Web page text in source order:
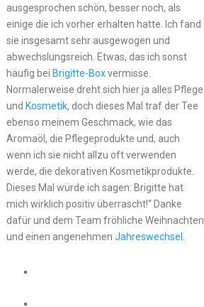
ausgesprochen schön, besser noch, als
einige die ich vorher erhalten hatte. Ich fand
sie insgesamt sehr ausgewogen und
abwechslungsreich. Etwas, das ich sonst
häufig bei Brigitte-Boxvermisse.
Normalerweise dreht sich hier ja alles Pflege
und Kosmetik, doch dieses Mal traf der Tee
ebenso meinem Geschmack, wie das
Aromaöl, die Pflegeprodukte und, auch
wenn ich sie nicht allzu oft verwenden
werde, die dekorativen Kosmetikprodukte.
Dieses Mal würde ich sagen: Brigitte hat
mich wirklich positiv überrascht!“ Danke
dafür und dem Team fröhliche Weihnachten
und einen angenehmen Jahreswechsel